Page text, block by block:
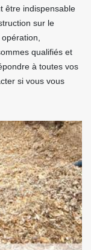
être indispensable
sur le
qualifiés et
à toutes vos
si vous vous